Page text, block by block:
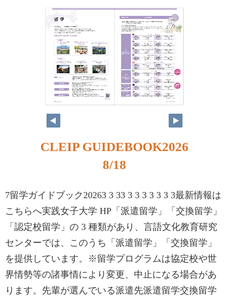
CLEIP GUIDEBOOK2026
8/18
7留学ガイドブック20263 3 33 3 3 3 3 3 3 3最新情報は
こちらへ実践女子大学 HP「派遣留学」「交換留学」
「認定校留学」の 3 種類があり、言語文化教育研究
センターでは、このうち「派遣留学」「交換留学」
を提供しています。※留学プログラムは協定校や世
界情勢等の諸事情により変更、中止になる場合があ
ります。先輩が選んでいる派遣先派遣留学交換留学